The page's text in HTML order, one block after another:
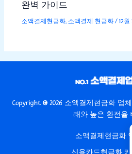
완벽 가이드
소액결제현금화, 소액결제 현금화/12월
Copyright © 2026 소액결제현금화 업
래와 높은 환전율
소액결제현금화
신용카드현금화